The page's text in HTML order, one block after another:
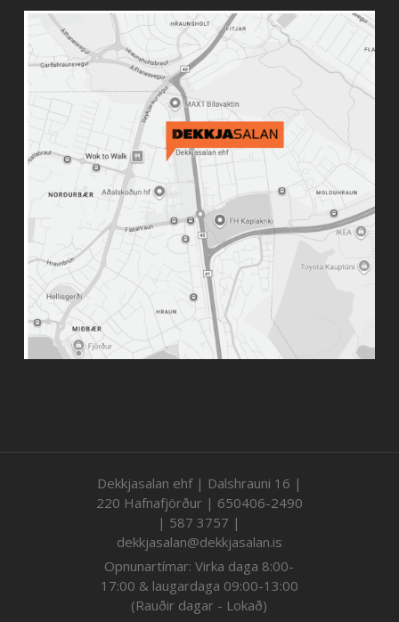
Dekkjasalan ehf | Dalshrauni 16 |
220 Hafnafjörður | 650406-2490
| 587 3757 |
dekkjasalan@dekkjasalan.is
Opnunartímar: Virka daga 8:00-
17:00 & laugardaga 09:00-13:00
(Rauðir dagar - Lokað)